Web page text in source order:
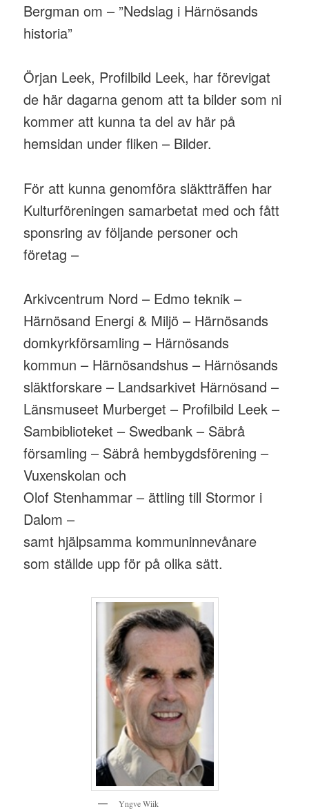
Bergman om – ”Nedslag i Härnösands
historia”
Örjan Leek, Profilbild Leek, har förevigat
de här dagarna genom att ta bilder som ni
kommer att kunna ta del av här på
hemsidan under fliken – Bilder.
För att kunna genomföra släktträffen har
Kulturföreningen samarbetat med och fått
sponsring av följande personer och
företag –
Arkivcentrum Nord – Edmo teknik –
Härnösand Energi & Miljö – Härnösands
domkyrkförsamling – Härnösands
kommun – Härnösandshus – Härnösands
släktforskare – Landsarkivet Härnösand –
Länsmuseet Murberget – Profilbild Leek –
Sambiblioteket – Swedbank – Säbrå
församling – Säbrå hembygdsförening –
Vuxenskolan och
Olof Stenhammar – ättling till Stormor i
Dalom –
samt hjälpsamma kommuninnevånare
som ställde upp för på olika sätt.
Yngve Wiik